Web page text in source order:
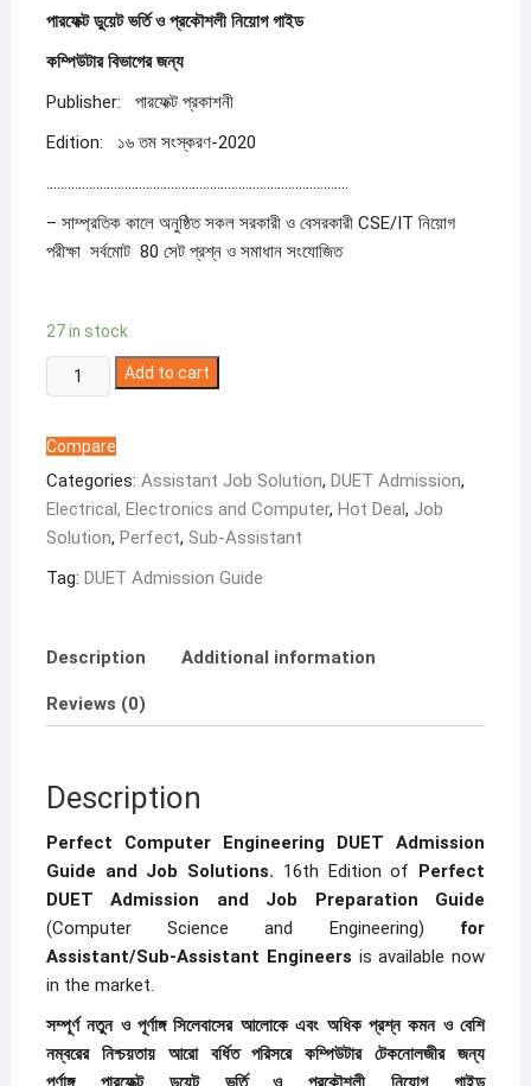
was:
৳ 650.00.
is:
৳ 350.00.
পারফেক্ট ডুয়েট ভর্তি ও প্রকৌশলী নিয়োগ গাইড
কম্পিউটার বিভাগের জন্য
Publisher: পারফেক্ট প্রকাশনী
Edition: ১৬ তম সংস্করণ-2020
………………………………………………………………………….
– সাম্প্রতিক কালে অনুষ্ঠিত সকল সরকারী ও বেসরকারী CSE/IT নিয়োগ
পরীক্ষা সর্বমোট 80 সেট প্রশ্ন ও সমাধান সংযোজিত
27 in stock
Perfect
Computer Engineering
Admission
Guide
and
Job
Solutions
Add to cart
Compare
Categories: Assistant Job Solution, DUET Admission,
Electrical, Electronics and Computer, Hot Deal, Job
Solution, Perfect, Sub-Assistant
Tag: DUET Admission Guide
Description Additional information
Reviews (0)
Description
Perfect Computer Engineering DUET Admission
Guide and Job Solutions. 16th Edition of
Perfect
DUET Admission and Job Preparation Guide
(Computer Science and Engineering) for
Assistant/Sub-Assistant Engineers is available now
in the market.
সম্পূর্ণ নতুন ও পূর্ণাঙ্গ সিলেবাসের আলোকে এবং অধিক প্রশ্ন কমন ও বেশি
নম্বরের
নিশ্চয়তায় আরো বর্ধিত পরিসরেকম্পিউটার টেকনোলজীর জন্য